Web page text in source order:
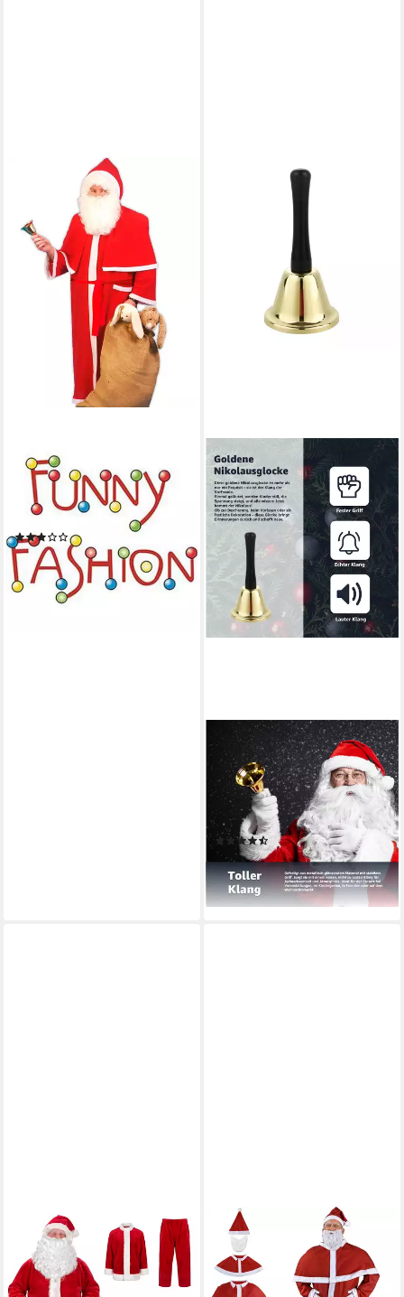
FUNNY FASHION
Kostüm Weihnachtsmann
Nikolaus für Herren - Rot,
XXL Kap
(3)
9,95 €
lieferbar - in 2-3 Werktagen bei dir
WEIHNACHTSWUNDER®
Kostüm Weihnachtsglocke -
Nikolausglocke Gold - Nikolaus
Kostüm Accessoire, Lauter
Ton
(3)
5,99 € UVP 9,99 €
-40%
lieferbar - in 3-4 Werktagen bei dir